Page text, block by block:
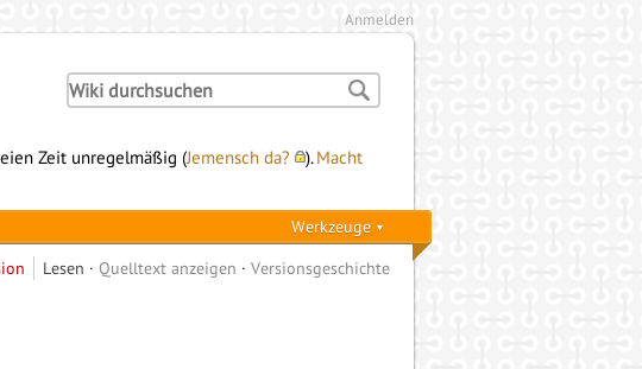
Anmelden
Zeit unregelmäßig (Jemensch da? ).Macht
Werkzeuge
Lesen Quelltext anzeigen Versionsgeschichte